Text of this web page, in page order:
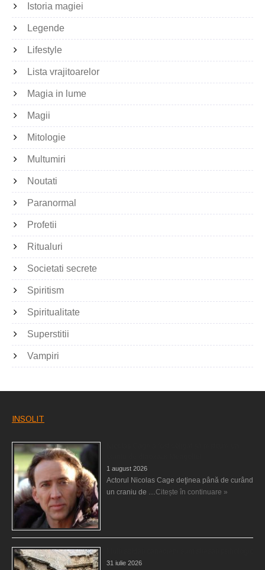
Istoria magiei
Legende
Lifestyle
Lista vrajitoarelor
Magia in lume
Magii
Mitologie
Multumiri
Noutati
Paranormal
Profetii
Ritualuri
Societati secrete
Spiritism
Spiritualitate
Superstitii
Vampiri
INSOLIT
1 august 2026
Actorul Nicolas Cage deţinea până de curând
un craniu de …Citește în continuare »
31 iulie 2026